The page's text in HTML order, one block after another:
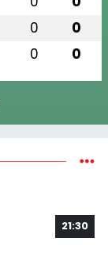
0 0
0 0
21:30